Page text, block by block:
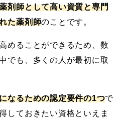
剤師として高い資質と専門
た薬剤師のことです。
めることができるため、数
でも、多くの人が最初に取
なるための認定要件の1つで
しておきたい資格といえま